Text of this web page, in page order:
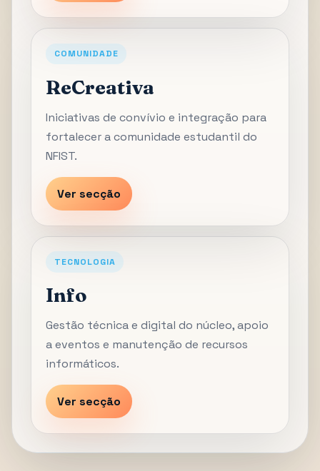
COMUNIDADE
ReCreativa
Iniciativas de convívio e integração para
fortalecer a comunidade estudantil do
NFIST.
Ver secção
TECNOLOGIA
Info
Gestão técnica e digital do núcleo, apoio
a eventos e manutenção de recursos
informáticos.
Ver secção